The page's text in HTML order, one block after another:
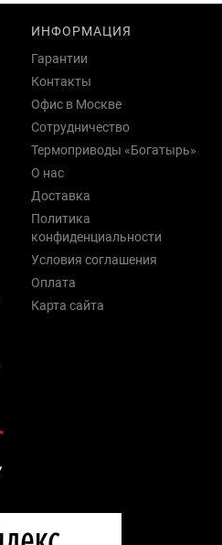
ИНФОРМАЦИЯ
Гарантии
Контакты
Офис в Москве
Сотрудничество
Термоприводы «Богатырь»
О нас
Доставка
Политика
конфиденциальности
Условия соглашения
Оплата
Карта сайта